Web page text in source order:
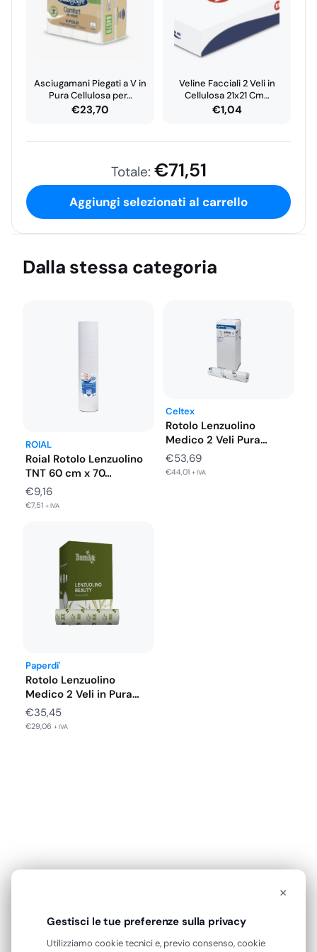
Non utilizzarein ambiente sterile: il contatto con
attrezzature sterili non garantisce il mantenimento della
Monouso:non riutilizzare. In caso di contatto con fluidi,
smaltire correttamente.
Smaltire secondo le normative locali.
Asciugamani Piegati a V in
Pura Cellulosa per…
€23,70
Veline Facciali 2 Veli in
Cellulosa 21x21 Cm…
€1,04
Totale: €71,51
Aggiungi selezionati al carrello
Dalla stessa categoria
ROIAL
Roial Rotolo Lenzuolino
TNT 60 cm x 70…
€9,16
€7,51 + IVA
Celtex
Rotolo Lenzuolino
Medico 2 Veli Pura
Cellulosa Celtex…
€53,69
€44,01 + IVA
Paperdi'
Rotolo Lenzuolino
Medico 2 Veli in Pura
Cellulosa…
€35,45
€29,06 + IVA
Cosa dicono di noi
Eccellente
×
Gestisci le tue preferenze sulla privacy
Utilizziamo cookie tecnici e, previo consenso, cookie